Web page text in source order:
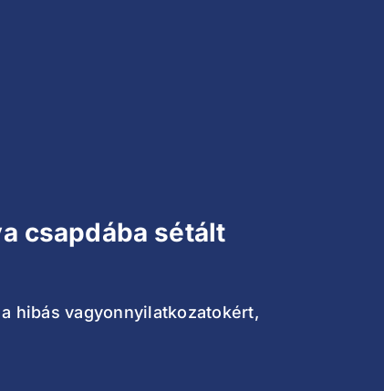
csapdába sétált
hibás vagyonnyilatkozatokért,